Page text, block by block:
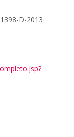
1398-D-2013